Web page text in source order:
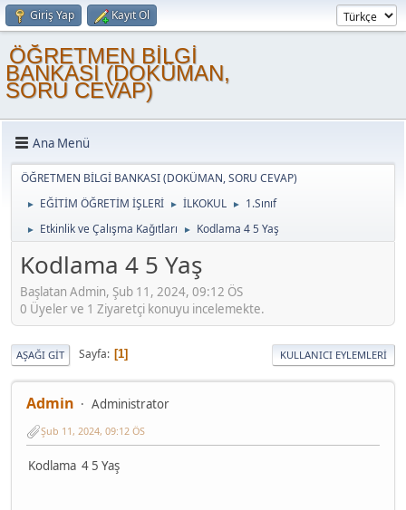
Giriş Yap Kayıt Ol
ÖĞRETMEN BİLGİ
BANKASI (DOKÜMAN,
SORU CEVAP)
Ana Menü
ÖĞRETMEN BİLGİ BANKASI (DOKÜMAN, SORU CEVAP)
► EĞİTİM ÖĞRETİM İŞLERİ ► İLKOKUL ► 1.Sınıf
► Etkinlik ve Çalışma Kağıtları ► Kodlama 4 5 Yaş
Kodlama 4 5 Yaş
Başlatan Admin, Şub 11, 2024, 09:12 ÖS
0 Üyeler ve 1 Ziyaretçi konuyu incelemekte.
AŞAĞI GIT Sayfa 1 KULLANICI EYLEMLERI
Admin Administrator
Şub 11, 2024, 09:12 ÖS
Kodlama 4 5 Yaş